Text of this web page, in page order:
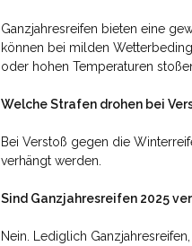
Ganzjahresreifen bieten eine
können bei milden
oder hohen Temperaturen
Welche Strafen drohen bei
Bei Verstoß gegen die
verhängt werden.
Sind Ganzjahresreifen 2025
Nein. Lediglich